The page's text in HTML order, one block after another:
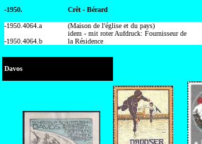
-1950. Crêt - Bérard
-1950. 4064.a (Maison de l'église et du pays)
-1950. 4064.b
idem - mit roter Aufdruck: Fournisseur de
la Résidence
Davos